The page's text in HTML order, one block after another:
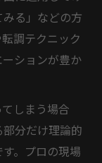
る」などの方
調テクニック
ションが豊か
しまう場合
分だけ理論的
。プロの現場